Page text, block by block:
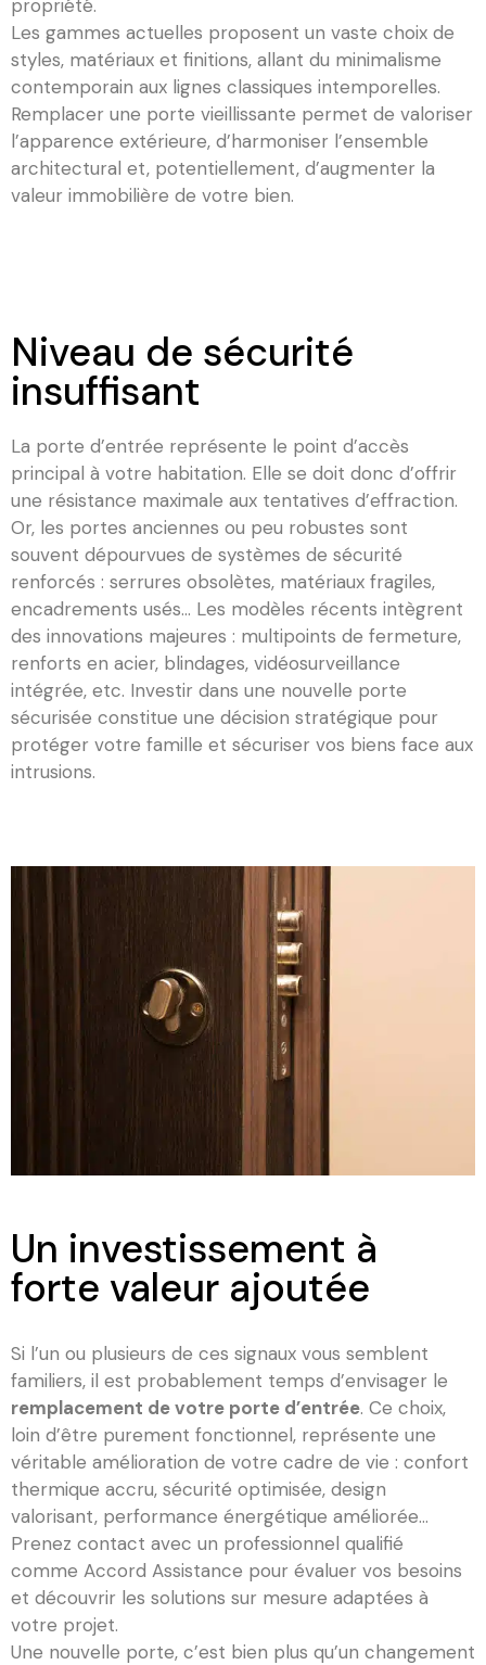
propriété.
Les gammes actuelles proposent un vaste choix de
styles, matériaux et finitions, allant du minimalisme
contemporain aux lignes classiques intemporelles.
Remplacer une porte vieillissante permet de valoriser
l’apparence extérieure, d’harmoniser l’ensemble
architectural et, potentiellement, d’augmenter la
valeur immobilière de votre bien.
Niveau de sécurité
insuffisant
La porte d’entrée représente le point d’accès
principal à votre habitation. Elle se doit donc d’offrir
une résistance maximale aux tentatives d’effraction.
Or, les portes anciennes ou peu robustes sont
souvent dépourvues de systèmes de sécurité
renforcés : serrures obsolètes, matériaux fragiles,
encadrements usés… Les modèles récents intègrent
des innovations majeures : multipoints de fermeture,
renforts en acier, blindages, vidéosurveillance
intégrée, etc. Investir dans une nouvelle porte
sécurisée constitue une décision stratégique pour
protéger votre famille et sécuriser vos biens face aux
intrusions.
Un investissement à
forte valeur ajoutée
Si l’un ou plusieurs de ces signaux vous semblent
familiers, il est probablement temps d’envisager le
remplacement de votre porte d’entrée. Ce choix,
loin d’être purement fonctionnel, représente une
véritable amélioration de votre cadre de vie : confort
thermique accru, sécurité optimisée, design
valorisant, performance énergétique améliorée…
Prenez contact avec un professionnel qualifié
comme Accord Assistance pour évaluer vos besoins
et découvrir les solutions sur mesure adaptées à
votre projet.
Une nouvelle porte, c’est bien plus qu’un changement